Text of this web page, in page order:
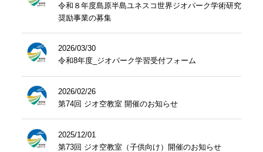
令和８年度島原半島ユネスコ世界ジオパーク学術研究
奨励事業の募集
2026/03/30
令和8年度_ジオパーク学習受付フォーム
2026/02/26
第74回 ジオ空教室 開催のお知らせ
2025/12/01
第73回 ジオ空教室（子供向け）開催のお知らせ